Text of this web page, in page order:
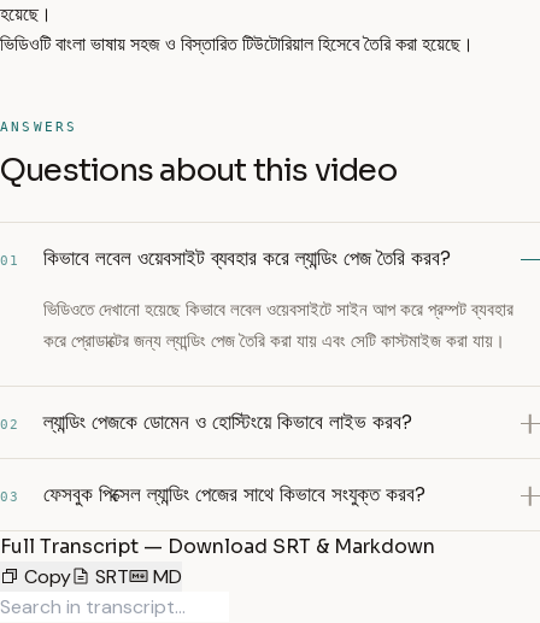
হয়েছে।
ভিডিওটি বাংলা ভাষায় সহজ ও বিস্তারিত টিউটোরিয়াল হিসেবে তৈরি করা হয়েছে।
ANSWERS
Questions about this video
01 কিভাবে লবেল ওয়েবসাইট ব্যবহার করে ল্যান্ডিং পেজ তৈরি করব?
ভিডিওতে দেখানো হয়েছে কিভাবে লবেল ওয়েবসাইটে সাইন আপ করে প্রম্পট ব্যবহার
করে প্রোডাক্টের জন্য ল্যান্ডিং পেজ তৈরি করা যায় এবং সেটি কাস্টমাইজ করা যায়।
02 ল্যান্ডিং পেজকে ডোমেন ও হোস্টিংয়ে কিভাবে লাইভ করব?
03 ফেসবুক পিক্সেল ল্যান্ডিং পেজের সাথে কিভাবে সংযুক্ত করব?
Full Transcript — Download SRT & Markdown
Copy
SRT MD